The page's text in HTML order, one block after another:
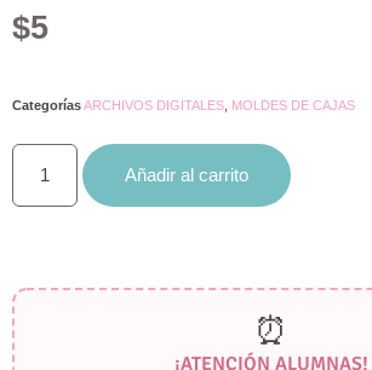
con
5 en base
$5
CategoríasARCHIVOS DIGITALES MOLDES DE CAJAS
Añadir al carrito
⏰
¡ATENCIÓN ALUMNAS!